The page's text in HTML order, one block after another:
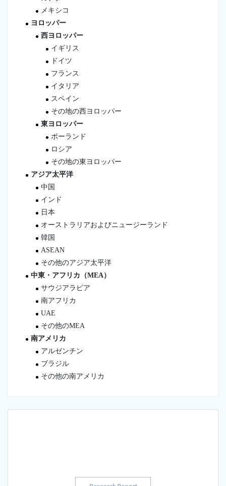
メキシコ
ヨロッパー
西ヨロッパー
イギリス
ドイツ
フランス
イタリア
スペイン
その地の西ヨロッパー
東ヨロッパー
ポーランド
ロシア
その地の東ヨロッパー
アジア太平洋
中国
インド
日本
オーストラリアおよびニュージーランド
韓国
ASEAN
その他のアジア太平洋
中東・アフリカ（MEA）
サウジアラビア
南アフリカ
UAE
その他のMEA
南アメリカ
アルゼンチン
ブラジル
その他の南アメリカ